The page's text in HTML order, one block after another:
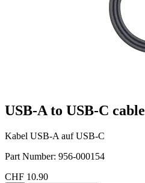
USB-A to USB-C cable
Kabel USB-A auf USB-C
Part Number: 956-000154
CHF 10.90